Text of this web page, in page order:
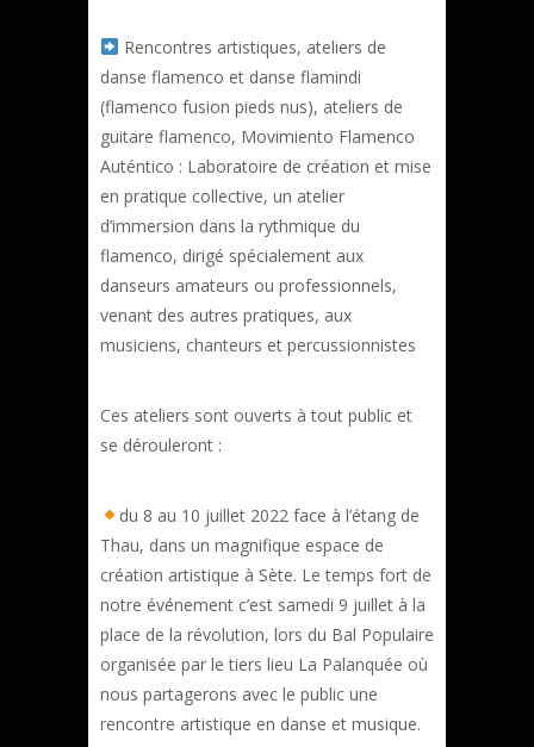
Rencontres artistiques, ateliers de
danse flamenco et danse flamindi
(flamenco fusion pieds nus), ateliers de
guitare flamenco, Movimiento Flamenco
Auténtico : Laboratoire de création et mise
en pratique collective, un atelier
d’immersion dans la rythmique du
flamenco, dirigé spécialement aux
danseurs amateurs ou professionnels,
venant des autres pratiques, aux
musiciens, chanteurs et percussionnistes
Ces ateliers sont ouverts à tout public et
se dérouleront :
du 8 au 10 juillet 2022 face à l’étang de
Thau, dans un magnifique espace de
création artistique à Sète. Le temps fort de
notre événement c’est samedi 9 juillet à la
place de la révolution, lors du Bal Populaire
organisée par le tiers lieu La Palanquée où
nous partagerons avec le public une
rencontre artistique en danse et musique.